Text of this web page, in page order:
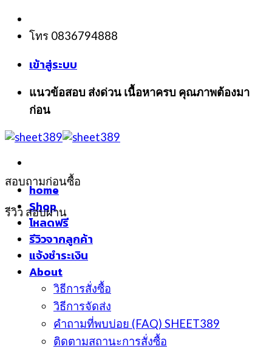
Skip
content
โทร 0836794888
เข้าสู่ระบบ
แนวข้อสอบ ส่งด่วน เนื้อหาครบ คุณภาพต้องมา
ก่อน
home
Shop
โหลดฟรี
รีวิวจากลูกค้า
แจ้งชำระเงิน
About
วิธีการสั่งซื้อ
วิธีการจัดส่ง
คำถามที่พบบ่อย (FAQ) SHEET389
ติดตามสถานะการสั่งซื้อ
สอบถามก่อนซื้อ
รีวิว สอบผ่าน